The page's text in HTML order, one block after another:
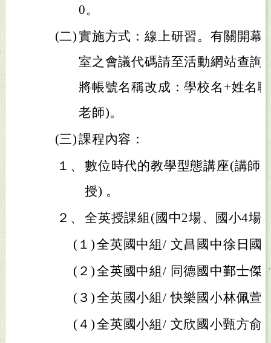
0。
(二)實施方式：線上研習。有關開幕
室之會議代碼請至活動網站查詢
將帳號名稱改成：學校名+姓名
老師)。
(三)課程內容：
１、 數位時代的教學型態講座(講師
授) 。
２、 全英授課組(國中2場、國小4場
(１)全英國中組/ 文昌國中徐日國
(２)全英國中組/ 同德國中鄞士傑
(３)全英國小組/ 快樂國小林佩萱
(４)全英國小組/ 文欣國小甄方俞